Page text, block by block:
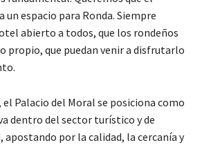
un espacio para Ronda. Siempre
abierto a todos, que los rondeños
propio, que puedan venir a disfrutarlo
Palacio del Moral se posiciona como
dentro del sector turístico y de
apostando por la calidad, la cercanía y